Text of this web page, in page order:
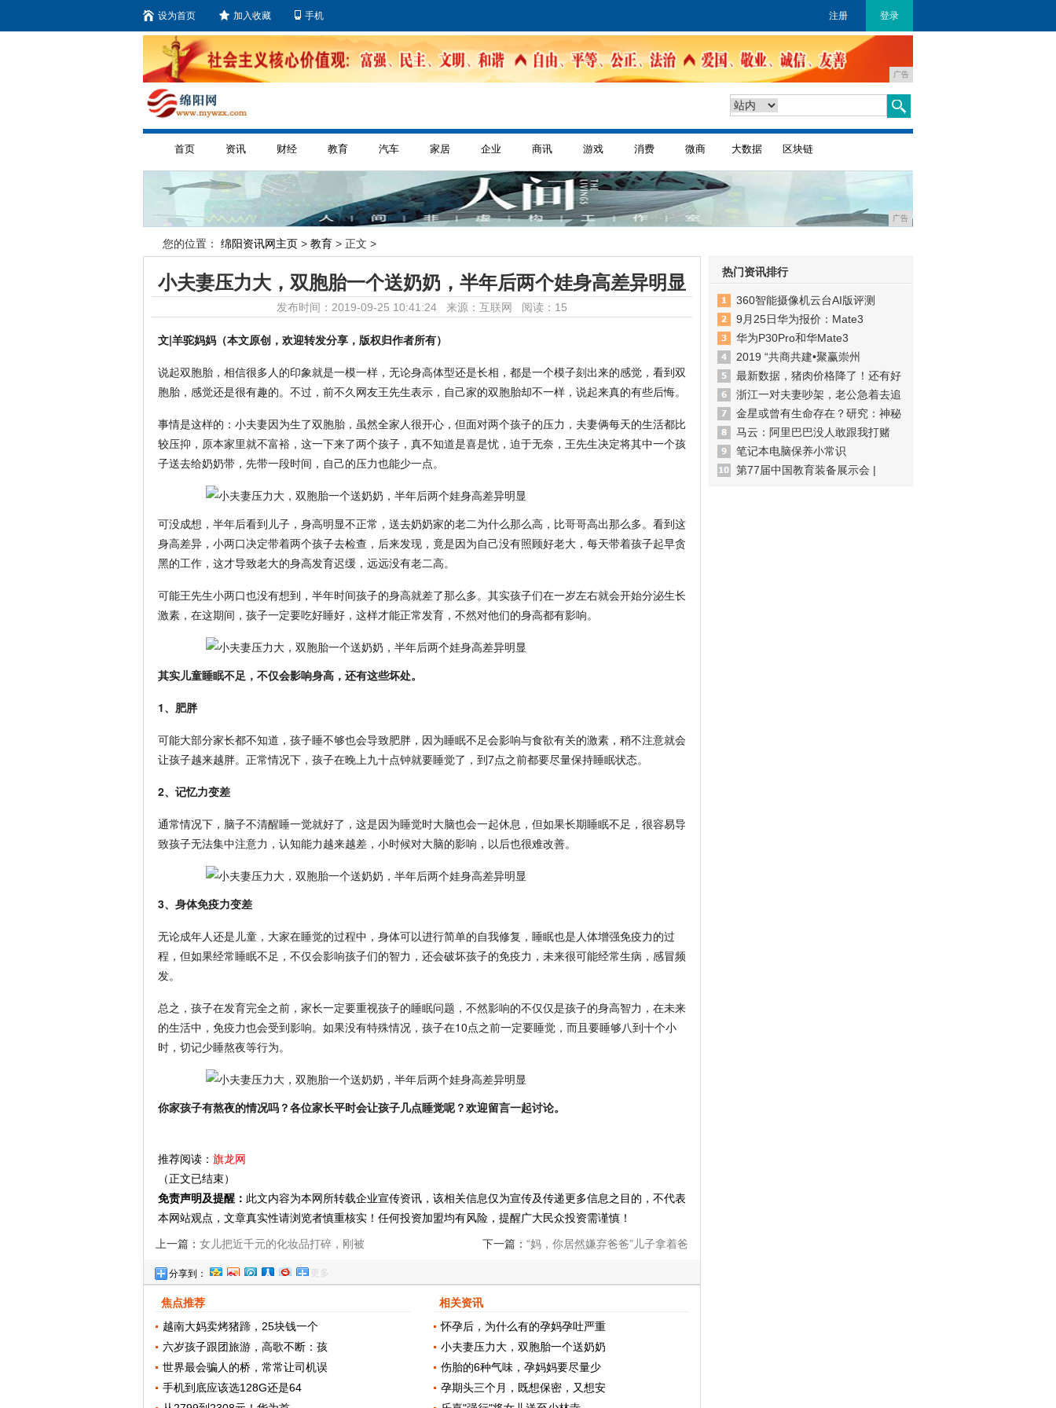
设为首页 加入收藏 手机 注册 登录
广告
首页 资讯 财经 教育 汽车 家居 企业 商讯 游戏 消费 微商 大数据 区块链
广告
您的位置： 绵阳资讯网主页 > 教育 > 正文 >
小夫妻压力大，双胞胎一个送奶奶，半年后两个娃身高差异明显
发布时间：2019-09-25 10:41:24 来源：互联网 阅读：15
文|羊驼妈妈（本文原创，欢迎转发分享，版权归作者所有）
说起双胞胎，相信很多人的印象就是一模一样，无论身高体型还是长相，都是一个模子刻出来的感觉，看到双
胞胎，感觉还是很有趣的。不过，前不久网友王先生表示，自己家的双胞胎却不一样，说起来真的有些后悔。
事情是这样的：小夫妻因为生了双胞胎，虽然全家人很开心，但面对两个孩子的压力，夫妻俩每天的生活都比
较压抑，原本家里就不富裕，这一下来了两个孩子，真不知道是喜是忧，迫于无奈，王先生决定将其中一个孩
子送去给奶奶带，先带一段时间，自己的压力也能少一点。
可没成想，半年后看到儿子，身高明显不正常，送去奶奶家的老二为什么那么高，比哥哥高出那么多。看到这
身高差异，小两口决定带着两个孩子去检查，后来发现，竟是因为自己没有照顾好老大，每天带着孩子起早贪
黑的工作，这才导致老大的身高发育迟缓，远远没有老二高。
可能王先生小两口也没有想到，半年时间孩子的身高就差了那么多。其实孩子们在一岁左右就会开始分泌生长
激素，在这期间，孩子一定要吃好睡好，这样才能正常发育，不然对他们的身高都有影响。
其实儿童睡眠不足，不仅会影响身高，还有这些坏处。
1、肥胖
可能大部分家长都不知道，孩子睡不够也会导致肥胖，因为睡眠不足会影响与食欲有关的激素，稍不注意就会
让孩子越来越胖。正常情况下，孩子在晚上九十点钟就要睡觉了，到7点之前都要尽量保持睡眠状态。
2、记忆力变差
通常情况下，脑子不清醒睡一觉就好了，这是因为睡觉时大脑也会一起休息，但如果长期睡眠不足，很容易导
致孩子无法集中注意力，认知能力越来越差，小时候对大脑的影响，以后也很难改善。
3、身体免疫力变差
无论成年人还是儿童，大家在睡觉的过程中，身体可以进行简单的自我修复，睡眠也是人体增强免疫力的过
程，但如果经常睡眠不足，不仅会影响孩子们的智力，还会破坏孩子的免疫力，未来很可能经常生病，感冒频
发。
总之，孩子在发育完全之前，家长一定要重视孩子的睡眠问题，不然影响的不仅仅是孩子的身高智力，在未来
的生活中，免疫力也会受到影响。如果没有特殊情况，孩子在10点之前一定要睡觉，而且要睡够八到十个小
时，切记少睡熬夜等行为。
你家孩子有熬夜的情况吗？各位家长平时会让孩子几点睡觉呢？欢迎留言一起讨论。
推荐阅读： 旗龙网
（正文已结束）
免责声明及提醒： 此文内容为本网所转载企业宣传资讯，该相关信息仅为宣传及传递更多信息之目的，不代表
本网站观点，文章真实性请浏览者慎重核实！任何投资加盟均有风险，提醒广大民众投资需谨慎！
上一篇： 女儿把近千元的化妆品打碎，刚被
妈妈揍完，就去找爸爸“告状”了
下一篇： “妈，你居然嫌弃爸爸”儿子拿着爸
分享到： 更多
焦点推荐
越南大妈卖烤猪蹄，25块钱一个
六岁孩子跟团旅游，高歌不断：孩
世界最会骗人的桥，常常让司机误
手机到底应该选128G还是64
相关资讯
怀孕后，为什么有的孕妈孕吐严重
小夫妻压力大，双胞胎一个送奶奶
伤胎的6种气味，孕妈妈要尽量少
孕期头三个月，既想保密，又想安
热门资讯排行
360智能摄像机云台AI版评测
9月25日华为报价：Mate3
华为P30Pro和华Mate3
2019 “共商共建•聚赢崇州
最新数据，猪肉价格降了！还有好
浙江一对夫妻吵架，老公急着去追
金星或曾有生命存在？研究：神秘
马云：阿里巴巴没人敢跟我打赌
笔记本电脑保养小常识
第77届中国教育装备展示会 |